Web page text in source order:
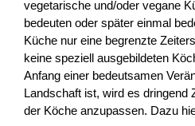
vegetarische und/oder vegane
bedeuten oder später einmal
Küche nur eine begrenzte
keine speziell ausgebildeten
Anfang einer bedeutsamen
Landschaft ist, wird es dringend
der Köche anzupassen. Dazu